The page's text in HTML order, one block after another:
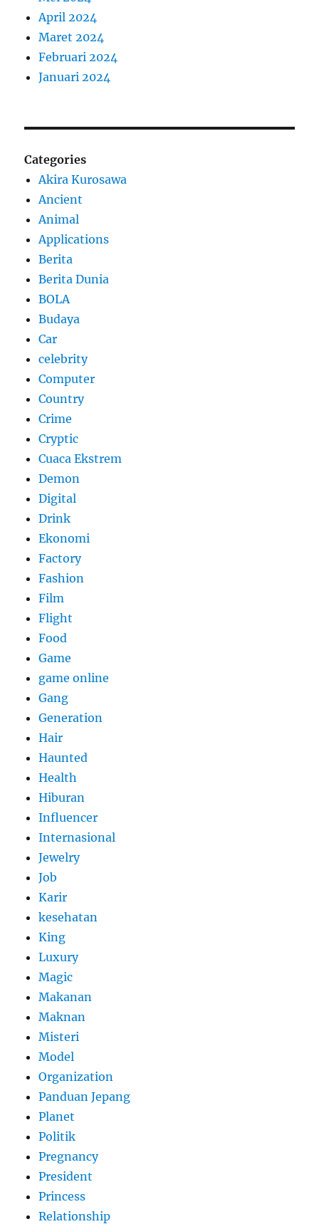
April 2024
Maret 2024
Februari 2024
Januari 2024
Categories
Akira Kurosawa
Ancient
Animal
Applications
Berita
Berita Dunia
BOLA
Budaya
Car
celebrity
Computer
Country
Crime
Cryptic
Cuaca Ekstrem
Demon
Digital
Drink
Ekonomi
Factory
Fashion
Film
Flight
Food
Game
game online
Gang
Generation
Hair
Haunted
Health
Hiburan
Influencer
Internasional
Jewelry
Job
Karir
kesehatan
King
Luxury
Magic
Makanan
Maknan
Misteri
Model
Organization
Panduan Jepang
Planet
Politik
Pregnancy
President
Princess
Relationship